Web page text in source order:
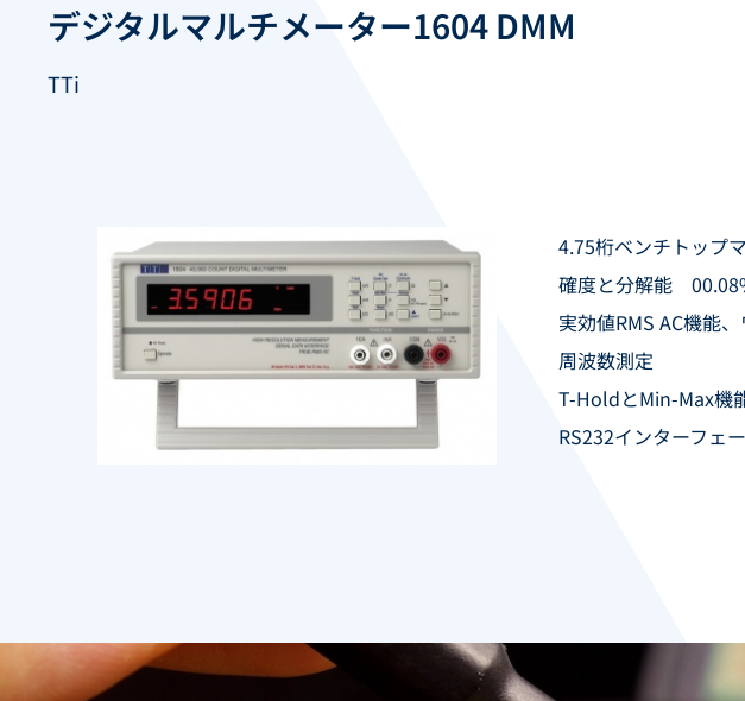
デジタルマルチメーター1604 DMM
TTi
4.75桁ベンチトップ
確度と分解能
実効値RMS AC機能
周波数測定
T-HoldとMin-Max機
RS232インターフェ